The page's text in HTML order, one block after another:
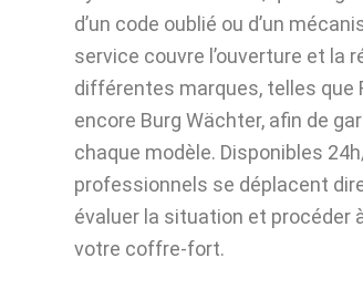
d’un code oublié ou d’un
service couvre l’ouverture et la
différentes marques, telles que
encore Burg Wächter, afin de
chaque modèle. Disponibles
professionnels se déplacent
évaluer la situation et procéder
votre coffre-fort.